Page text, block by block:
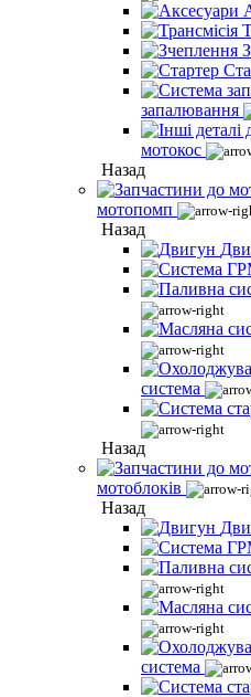
запалювання
мотокос
Назад
мотопомп
Назад
система
Назад
мотоблоків
Назад
система